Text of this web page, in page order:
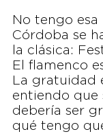
No tengo
Córdoba se
la clásica:
El flamenco
La gratuidad
entiendo que
debería ser
qué tengo